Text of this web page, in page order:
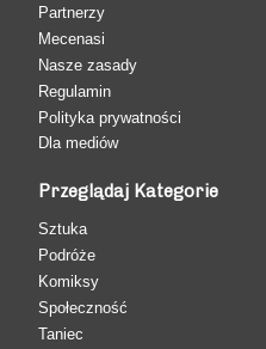
Partnerzy
Mecenasi
Nasze zasady
Regulamin
Polityka prywatności
Dla mediów
Przeglądaj Kategorie
Sztuka
Podróże
Komiksy
Społeczność
Taniec